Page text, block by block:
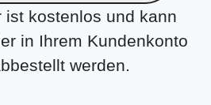
ist kostenlos und kann
in Ihrem Kundenkonto
werden.